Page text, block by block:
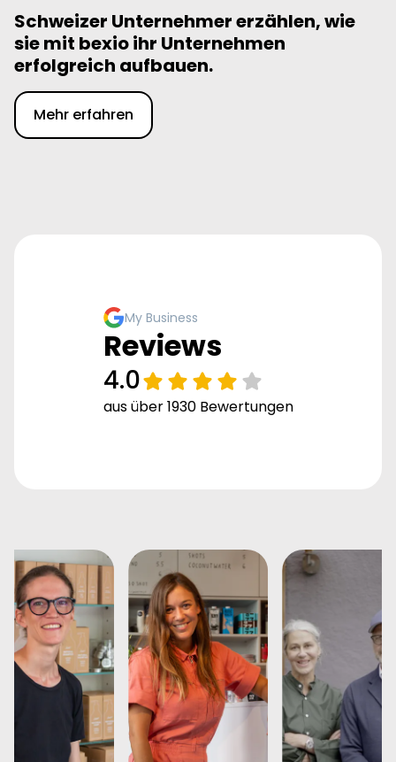
Schweizer Unternehmer erzählen, wie
sie mit bexio ihr Unternehmen
erfolgreich aufbauen.
Mehr erfahren
My Business
Reviews
4.0
aus über 1930 Bewertungen